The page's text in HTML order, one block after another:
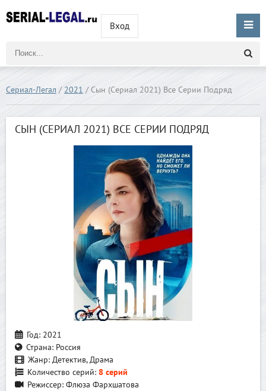
Вход
Сериал-Легал / 2021 / Сын (Сериал 2021) Все Серии Подряд
СЫН (СЕРИАЛ 2021) ВСЕ СЕРИИ ПОДРЯД
Год: 2021
Страна: Россия
Жанр: Детектив, Драма
Количество серий: 8 серий
Режиссер: Флюза Фархшатова